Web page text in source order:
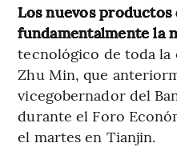
Los nuevos productos
fundamentalmente la
tecnológico de toda la
Zhu Min, que
vicegobernador del
durante el Foro
el martes en Tianjin.